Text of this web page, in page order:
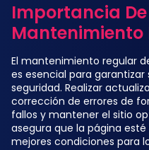
Importancia De
Mantenimiento
El mantenimiento regular
es esencial para
seguridad. Realizar
corrección de errores de
fallos y mantener el sitio
asegura que la página
mejores condiciones para